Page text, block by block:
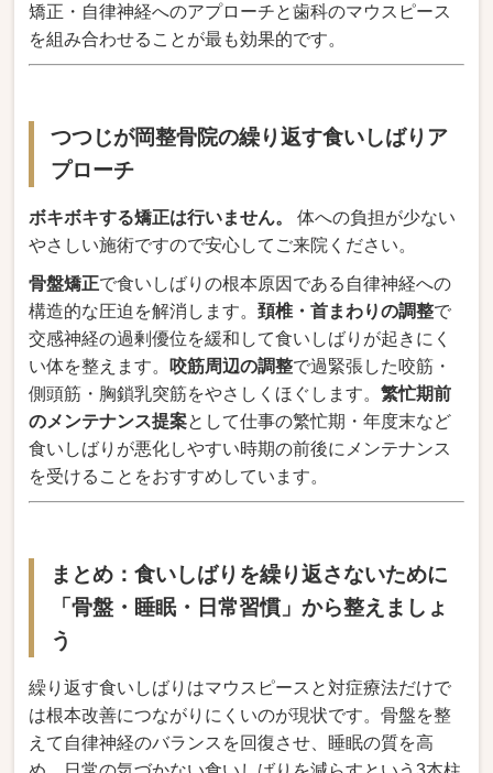
矯正・自律神経へのアプローチと歯科のマウスピース
を組み合わせることが最も効果的です。
つつじが岡整骨院の繰り返す食いしばりア
プローチ
ボキボキする矯正は行いません。
体への負担が少ない
やさしい施術ですので安心してご来院ください。
骨盤矯正で食いしばりの根本原因である自律神経への
構造的な圧迫を解消します。頚椎・首まわりの調整で
交感神経の過剰優位を緩和して食いしばりが起きにく
い体を整えます。
咬筋周辺の調整で過緊張した咬筋・
側頭筋・胸鎖乳突筋をやさしくほぐします。繁忙期前
のメンテナンス提案として仕事の繁忙期・年度末など
食いしばりが悪化しやすい時期の前後にメンテナンス
を受けることをおすすめしています。
まとめ：食いしばりを繰り返さないために
「骨盤・睡眠・日常習慣」から整えましょ
う
繰り返す食いしばりはマウスピースと対症療法だけで
は根本改善につながりにくいのが現状です。骨盤を整
えて自律神経のバランスを回復させ、睡眠の質を高